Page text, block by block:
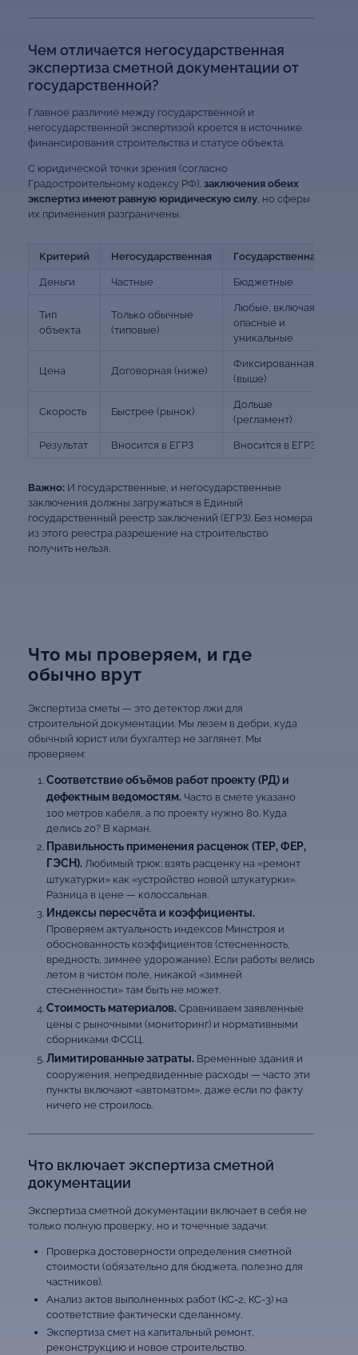
Чем отличается негосударственная
экспертиза сметной документации от
государственной?
Главное различие между государственной и
негосударственной экспертизой кроется в источнике
финансирования строительства и статусе объекта.
С юридической точки зрения (согласно
Градостроительному кодексу РФ), заключения обеих
экспертиз имеют равную юридическую силу, но сферы
их применения разграничены.
Критерий Негосударственная Государственная
Деньги Частные Бюджетные
Тип
объекта
Только обычные
(типовые)
Любые, включая
опасные и
уникальные
Цена Договорная (ниже)
Фиксированная
(выше)
Скорость Быстрее (рынок)
Дольше
(регламент)
Результат Вносится в ЕГРЗ Вносится в ЕГРЗ
Важно:И государственные, и негосударственные
заключения должны загружаться в Единый
государственный реестр заключений (ЕГРЗ). Без номера
из этого реестра разрешение на строительство
получить нельзя.
Что мы проверяем, и где
обычно врут
Экспертиза сметы — это детектор лжи для
строительной документации. Мы лезем в дебри, куда
обычный юрист или бухгалтер не заглянет. Мы
проверяем:
Соответствие объёмов работ проекту (РД) и
дефектным ведомостям.Часто в смете указано
100 метров кабеля, а по проекту нужно 80. Куда
делись 20? В карман.
Правильность применения расценок (ТЕР, ФЕР,
ГЭСН).Любимый трюк: взять расценку на «ремонт
штукатурки» как «устройство новой штукатурки».
Разница в цене — колоссальная.
Индексы пересчёта и коэффициенты.
Проверяем актуальность индексов Минстроя и
обоснованность коэффициентов (стесненность,
вредность, зимнее удорожание). Если работы велись
летом в чистом поле, никакой «зимней
стесненности» там быть не может.
Стоимость материалов.Сравниваем заявленные
цены с рыночными (мониторинг) и нормативными
сборниками ФССЦ.
Лимитированные затраты.Временные здания и
сооружения, непредвиденные расходы — часто эти
пункты включают «автоматом», даже если по факту
ничего не строилось.
Что включает экспертиза сметной
документации
Экспертиза сметной документации включает в себя не
только полную проверку, но и точечные задачи:
Проверка достоверности определения сметной
стоимости (обязательно для бюджета, полезно для
частников).
Анализ актов выполненных работ (КС-2, КС-3) на
соответствие фактически сделанному.
Экспертиза смет на капитальный ремонт,
реконструкцию и новое строительство.